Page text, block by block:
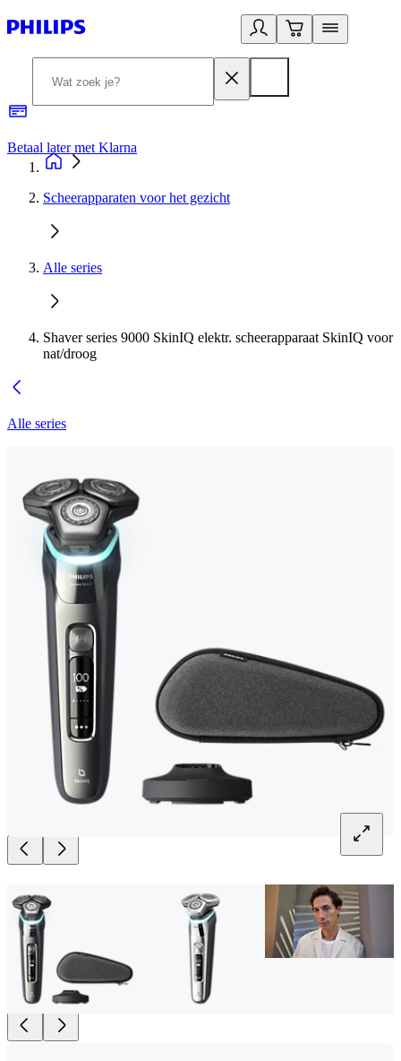
Betaal later met Klarna
Scheerapparaten voor het gezicht
Alle series
Shaver series 9000 SkinIQ elektr. scheerapparaat SkinIQ voor
nat/droog
Alle series